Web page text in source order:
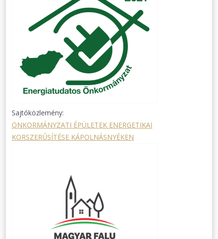
Sajtóközlemény:
ÖNKORMÁNYZATI ÉPÜLETEK ENERGETIKAI
KORSZERŰSÍTÉSE KÁPOLNÁSNYÉKEN